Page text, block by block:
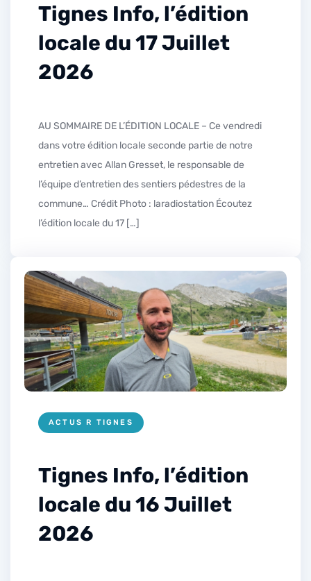
Tignes Info, l’édition
locale du 17 Juillet
2026
AU SOMMAIRE DE L’ÉDITION LOCALE – Ce vendredi
dans votre édition locale seconde partie de notre
entretien avec Allan Gresset, le responsable de
l’équipe d’entretien des sentiers pédestres de la
commune… Crédit Photo : laradiostation Écoutez
l’édition locale du 17 […]
ACTUS R TIGNES
Tignes Info, l’édition
locale du 16 Juillet
2026